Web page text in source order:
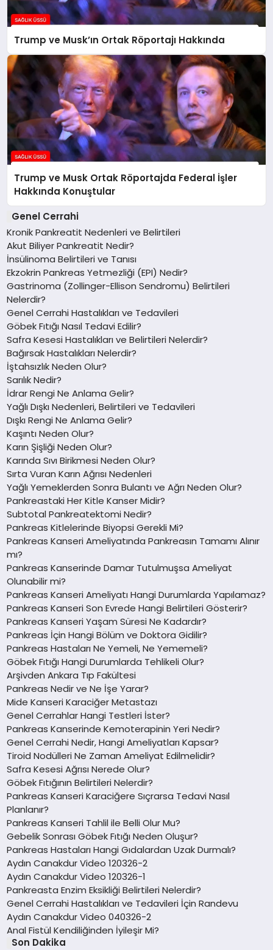
Trump ve Musk’ın Ortak Röportajı Hakkında
Trump ve Musk Ortak Röportajda Federal İşler
Hakkında Konuştular
Genel Cerrahi
Kronik Pankreatit Nedenleri ve Belirtileri
Akut Biliyer Pankreatit Nedir?
İnsülinoma Belirtileri ve Tanısı
Ekzokrin Pankreas Yetmezliği (EPI) Nedir?
Gastrinoma (Zollinger-Ellison Sendromu) Belirtileri
Nelerdir?
Genel Cerrahi Hastalıkları ve Tedavileri
Göbek Fıtığı Nasıl Tedavi Edilir?
Safra Kesesi Hastalıkları ve Belirtileri Nelerdir?
Bağırsak Hastalıkları Nelerdir?
İştahsızlık Neden Olur?
Sarılık Nedir?
İdrar Rengi Ne Anlama Gelir?
Yağlı Dışkı Nedenleri, Belirtileri ve Tedavileri
Dışkı Rengi Ne Anlama Gelir?
Kaşıntı Neden Olur?
Karın Şişliği Neden Olur?
Karında Sıvı Birikmesi Neden Olur?
Sırta Vuran Karın Ağrısı Nedenleri
Yağlı Yemeklerden Sonra Bulantı ve Ağrı Neden Olur?
Pankreastaki Her Kitle Kanser Midir?
Subtotal Pankreatektomi Nedir?
Pankreas Kitlelerinde Biyopsi Gerekli Mi?
Pankreas Kanseri Ameliyatında Pankreasın Tamamı Alınır
mı?
Pankreas Kanserinde Damar Tutulmuşsa Ameliyat
Olunabilir mi?
Pankreas Kanseri Ameliyatı Hangi Durumlarda Yapılamaz?
Pankreas Kanseri Son Evrede Hangi Belirtileri Gösterir?
Pankreas Kanseri Yaşam Süresi Ne Kadardır?
Pankreas İçin Hangi Bölüm ve Doktora Gidilir?
Pankreas Hastaları Ne Yemeli, Ne Yememeli?
Göbek Fıtığı Hangi Durumlarda Tehlikeli Olur?
Arşivden Ankara Tıp Fakültesi
Pankreas Nedir ve Ne İşe Yarar?
Mide Kanseri Karaciğer Metastazı
Genel Cerrahlar Hangi Testleri İster?
Pankreas Kanserinde Kemoterapinin Yeri Nedir?
Genel Cerrahi Nedir, Hangi Ameliyatları Kapsar?
Tiroid Nodülleri Ne Zaman Ameliyat Edilmelidir?
Safra Kesesi Ağrısı Nerede Olur?
Göbek Fıtığının Belirtileri Nelerdir?
Pankreas Kanseri Karaciğere Sıçrarsa Tedavi Nasıl
Planlanır?
Pankreas Kanseri Tahlil ile Belli Olur Mu?
Gebelik Sonrası Göbek Fıtığı Neden Oluşur?
Pankreas Hastaları Hangi Gıdalardan Uzak Durmalı?
Aydın Canakdur Video 120326-2
Aydın Canakdur Video 120326-1
Pankreasta Enzim Eksikliği Belirtileri Nelerdir?
Genel Cerrahi Hastalıkları ve Tedavileri İçin Randevu
Aydın Canakdur Video 040326-2
Anal Fistül Kendiliğinden İyileşir Mi?
Son Dakika